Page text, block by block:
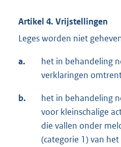
Artikel 4. Vrijstellingen
Leges worden niet
a.
het in behandeling
verklaringen
b.
het in behandeling
voor kleinschalige
die vallen onder
(categorie 1) van